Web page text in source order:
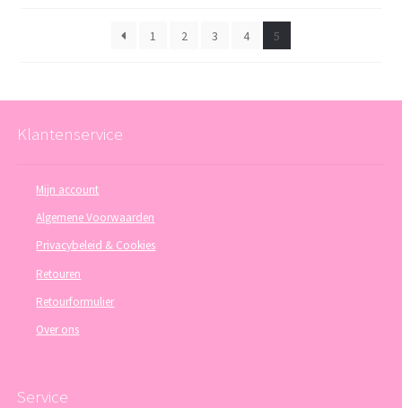
1 2 3 4 5
Klantenservice
Mijn account
Algemene Voorwaarden
Privacybeleid & Cookies
Retouren
Retourformulier
Over ons
Service